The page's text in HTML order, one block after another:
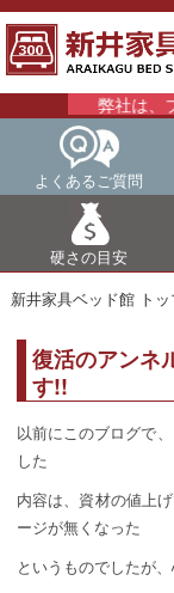
弊社は、ブ
よくあるご質問
硬さの目安
新井家具ベッド館 ト
復活のアンネ
す!!
以前にこのブログで
した
内容は、資材の値上
ージが無くなった
というものでしたが